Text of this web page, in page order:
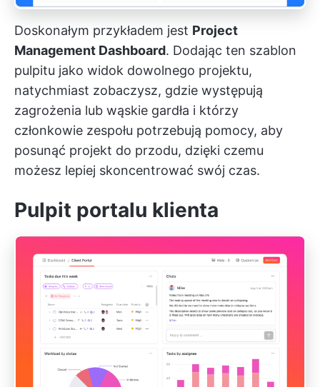
Doskonałym przykładem jest Project
Management Dashboard. Dodając ten szablon
pulpitu jako widok dowolnego projektu,
natychmiast zobaczysz, gdzie występują
zagrożenia lub wąskie gardła i którzy
członkowie zespołu potrzebują pomocy, aby
posunąć projekt do przodu, dzięki czemu
możesz lepiej skoncentrować swój czas.
Pulpit portalu klienta